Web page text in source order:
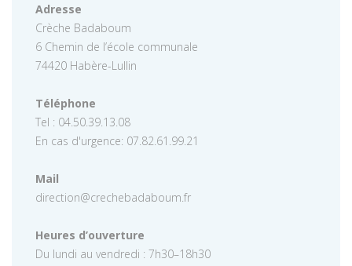
Adresse
Crèche Badaboum
6 Chemin de l’école communale
74420 Habère-Lullin
Téléphone
Tel : 04.50.39.13.08
En cas d'urgence: 07.82.61.99.21
Mail
direction@crechebadaboum.fr
Heures d’ouverture
Du lundi au vendredi : 7h30–18h30